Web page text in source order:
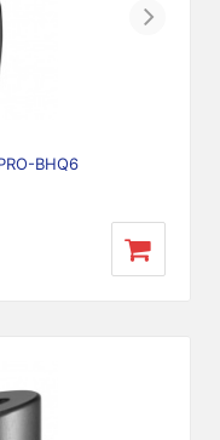
Next
BHQ6